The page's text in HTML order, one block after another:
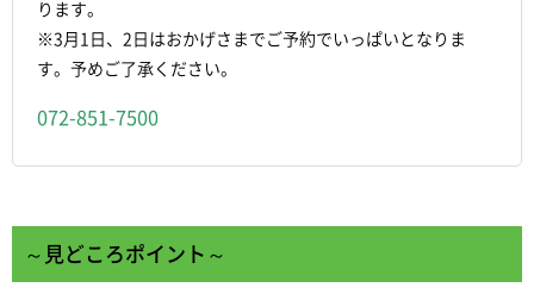
ります。
※3月1日、2日はおかげさまでご予約でいっぱいとなりま
す。予めご了承ください。
072-851-7500
～見どころポイント～